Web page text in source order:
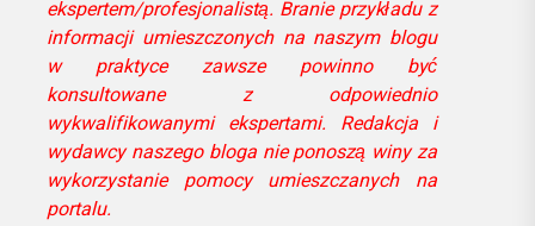
ekspertem/profesjonalistą. Branie przykładu z
informacji umieszczonych na naszym blogu
w praktyce zawsze powinno być
konsultowane z odpowiednio
wykwalifikowanymi ekspertami. Redakcja i
wydawcy naszego bloga nie ponoszą winy za
wykorzystanie pomocy umieszczanych na
portalu.